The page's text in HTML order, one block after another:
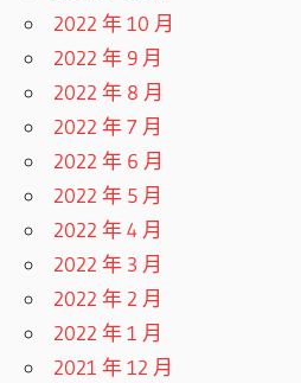
2022 年 10 月
2022 年 9 月
2022 年 8 月
2022 年 7 月
2022 年 6 月
2022 年 5 月
2022 年 4 月
2022 年 3 月
2022 年 2 月
2022 年 1 月
2021 年 12 月